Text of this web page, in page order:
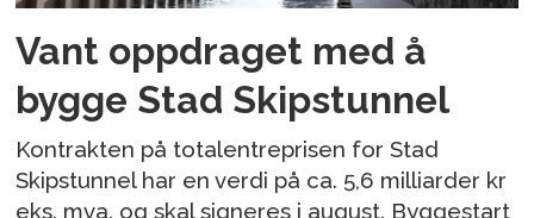
Vant oppdraget med å
bygge Stad Skipstunnel
Kontrakten på totalentreprisen for Stad
Skipstunnel har en verdi på ca. 5,6 milliarder kr
eks. mva. og skal signeres i august. Byggestart